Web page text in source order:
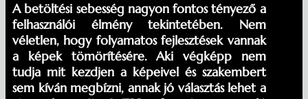
A betöltési sebesség nagyon fontos tényező a
felhasználói élmény tekintetében. Nem
véletlen, hogy folyamatos fejlesztések vannak
a képek tömörítésére. Aki végképp nem
tudja mit kezdjen a képeivel és szakembert
sem kíván megbízni, annak jó választás lehet a